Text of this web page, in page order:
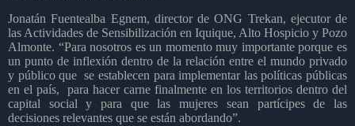
Jonatán Fuentealba Egnem, director de ONG Trekan, ejecutor de
las Actividades de Sensibilización en Iquique, Alto Hospicio y Pozo
Almonte. “Para nosotros es un momento muy importante porque es
un punto de inflexión dentro de la relación entre el mundo privado
y público que se establecen para implementar las políticas públicas
en el país,
para hacer carne finalmente en los territorios dentro del
capital social y para que las mujeres sean partícipes de las
decisiones relevantes que se están abordando”.